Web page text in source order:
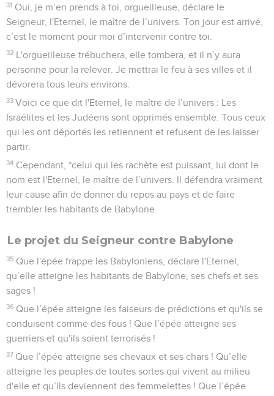
31 Oui, je m’en prends à toi, orgueilleuse, déclare le
Seigneur, l'Eternel, le maître de l’univers. Ton jour est arrivé,
c’est le moment pour moi d’intervenir contre toi.
32 L'orgueilleuse trébuchera, elle tombera, et il n’y aura
personne pour la relever. Je mettrai le feu à ses villes et il
dévorera tous leurs environs.
33 Voici ce que dit l'Eternel, le maître de l’univers : Les
Israélites et les Judéens sont opprimés ensemble. Tous ceux
qui les ont déportés les retiennent et refusent de les laisser
partir.
34 Cependant, *celui qui les rachète est puissant, lui dont le
nom est l'Eternel, le maître de l’univers. Il défendra vraiment
leur cause afin de donner du repos au pays et de faire
trembler les habitants de Babylone.
Le projet du Seigneur contre Babylone
35 Que l'épée frappe les Babyloniens, déclare l'Eternel,
qu’elle atteigne les habitants de Babylone, ses chefs et ses
sages !
36 Que l’épée atteigne les faiseurs de prédictions et qu'ils se
conduisent comme des fous ! Que l’épée atteigne ses
guerriers et qu'ils soient terrorisés !
37 Que l’épée atteigne ses chevaux et ses chars ! Qu’elle
atteigne les peuples de toutes sortes qui vivent au milieu
d'elle et qu’ils deviennent des femmelettes ! Que l’épée